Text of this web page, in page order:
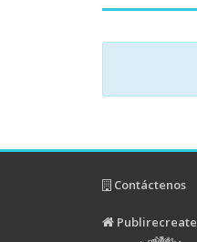
Contáctenos
Publirecreate